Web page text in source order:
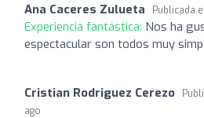
Ana Caceres Zulueta Publicada
Experiencia fantástica: Nos ha
espectacular son todos muy
Cristian Rodriguez Cerezo
ago